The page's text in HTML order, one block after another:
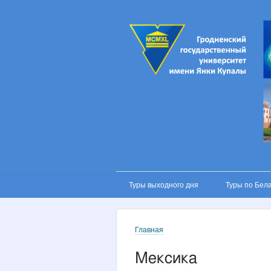
Туры выходного дня Туры по
You are here
Главная
Мексика